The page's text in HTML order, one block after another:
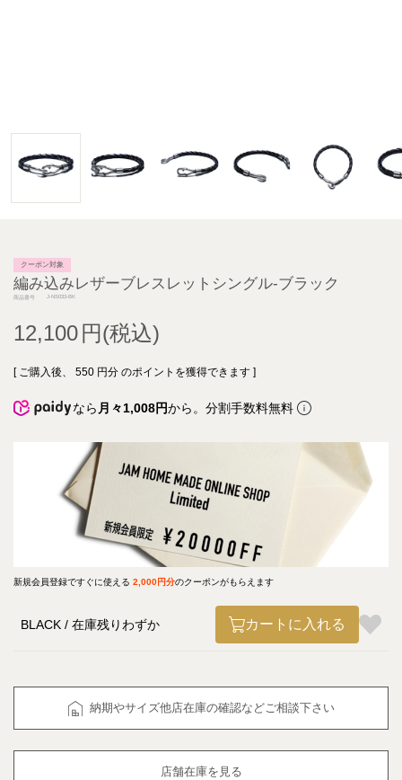
クーポン対象
編み込みレザーブレスレットシングル-ブラック
商品番号 J-NS033-BK
12,100
[ ご購入後、 550 円分 のポイントを獲得できます ]
なら 月々1,008円から。分割手数料無料
新規会員登録ですぐに使える 2,000円分のクーポンがもらえます
BLACK 在庫残りわずか カートに入れる
納期やサイズ他店在庫の確認などご相談下さい
店舗在庫を見る